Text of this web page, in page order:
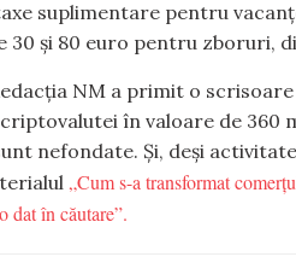
suplimentare pentru
și 80 euro pentru zboruri,
NM a primit o
în valoare de 360
nefondate. Și, deși
„Cum s-a transformat
dat în căutare”.